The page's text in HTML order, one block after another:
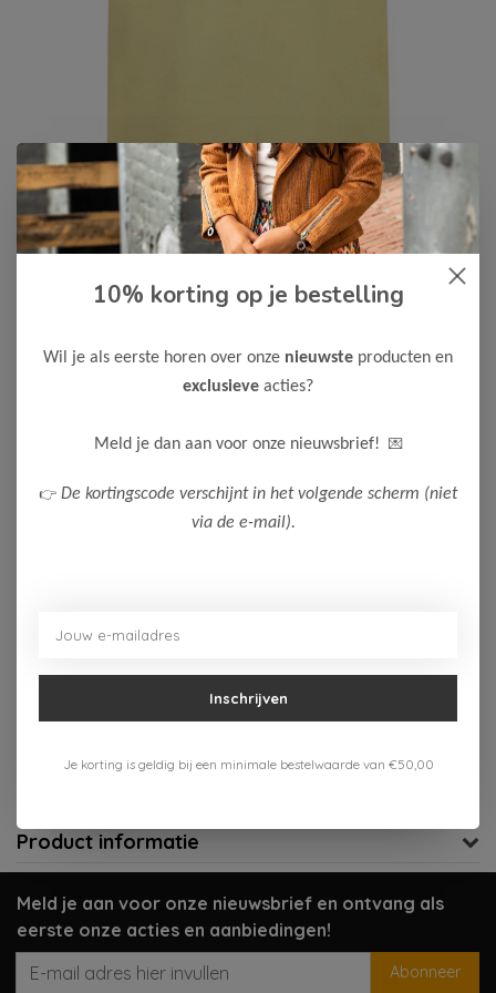
Koko Noko -50%
10,00 19,99
Kleur: Yellow / Materiaal: 95% Cotton/ 5% Elastane
Maak een keuze:
Aan verlanglijst toevoegen
Gratis verzenden vanaf 75,-
Verzenden 1-3 werkdagen
Product informatie
Meld je aan voor onze nieuwsbrief en ontvang als
eerste onze acties en aanbiedingen!
Abonneer
10% korting op je bestelling
Wil je als eerste horen over onze nieuwste producten en
exclusieve acties?
Meld je dan aan voor onze nieuwsbrief! 💌
👉 De kortingscode verschijnt in het volgende scherm (niet
via de e-mail).
Inschrijven
Je korting is geldig bij een minimale bestelwaarde van €50,00